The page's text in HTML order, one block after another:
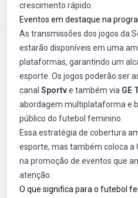
crescimento rápido.
Eventos em destaque na
As transmissões dos jogos da
estarão disponíveis em uma
plataformas, garantindo um
esporte. Os jogos poderão ser
canal Sportve também via GE
abordagem multiplataforma e
público do futebol feminino.
Essa estratégia de cobertura
esporte, mas também coloca a
na promoção de eventos que
atenção.
O que significa para o futebol